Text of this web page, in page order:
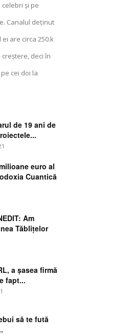
celebri și pe
Canalul deținut
are circa 250.k
deci în
cei doi la
de 19 ani de
euro al
Cuantică
Am
Tăblițelor
a șasea firmă
fapt...
să te fută